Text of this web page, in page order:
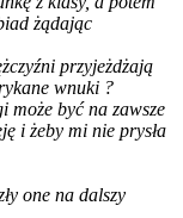
żądając
przyjeżdżają
wnuki ?
może być na zawsze
i żeby mi nie prysła
one na dalszy